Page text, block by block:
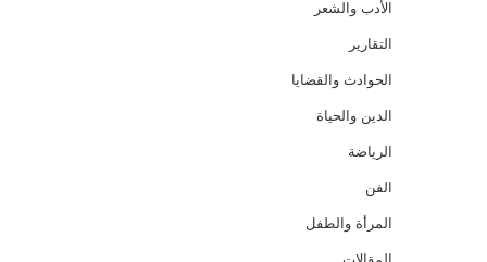
الأدب والشعر
التقارير
الحوادث والقضايا
الدين والحياة
الرياضة
الفن
المرأة والطفل